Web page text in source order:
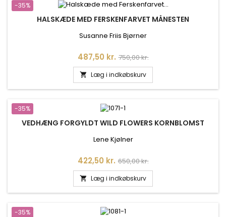
-35%
HALSKÆDE MED FERSKENFARVET MÅNESTEN
Susanne Friis Bjørner
Pris
487,50 kr. Normalpris
750,00 kr.
 Læg i indkøbskurv
-35%
VEDHÆNG FORGYLDT WILD FLOWERS KORNBLOMST
Lene Kjølner
Pris
422,50 kr. Normalpris
650,00 kr.
 Læg i indkøbskurv
-35%